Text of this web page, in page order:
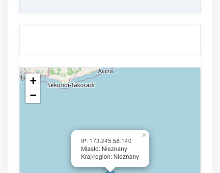
IP: 173.245.58.140
Miasto: Nieznany
Kraj/region: Nieznany
×
+
−